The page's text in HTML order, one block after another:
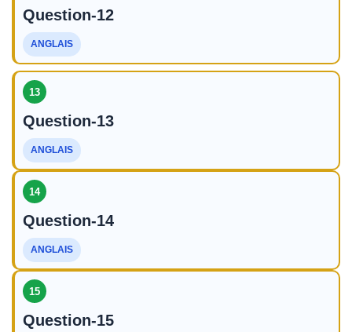
Question-12
ANGLAIS
13
Question-13
ANGLAIS
14
Question-14
ANGLAIS
15
Question-15